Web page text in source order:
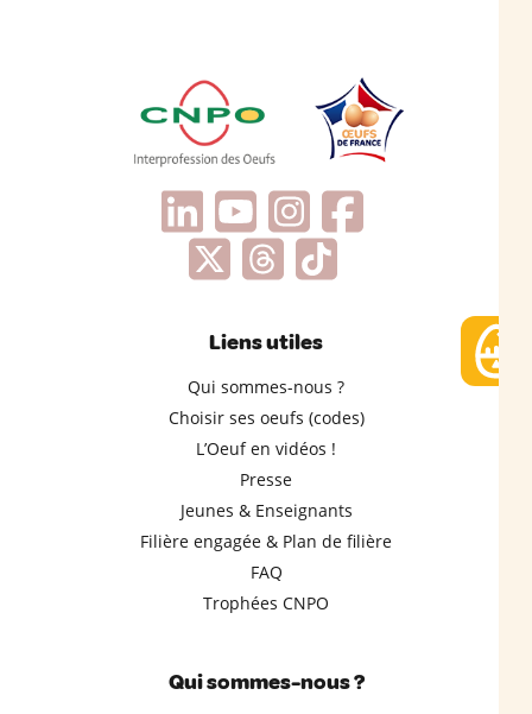
Liens utiles
Qui sommes-nous ?
Choisir ses oeufs (codes)
L’Oeuf en vidéos !
Presse
Jeunes & Enseignants
Filière engagée & Plan de filière
FAQ
Trophées CNPO
Qui sommes-nous ?